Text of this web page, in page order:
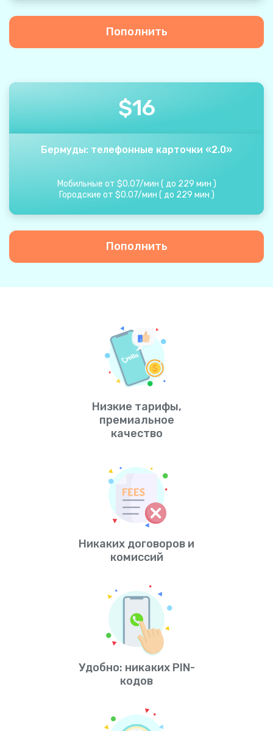
Пополнить
$16
Бермуды: телефонные карточки «2.0»
Мобильные от $0.07/мин ( до 229 мин )
Городские от $0.07/мин ( до 229 мин )
Пополнить
Низкие тарифы,
премиальное
качество
Никаких договоров и
комиссий
Удобно: никаких PIN-
кодов